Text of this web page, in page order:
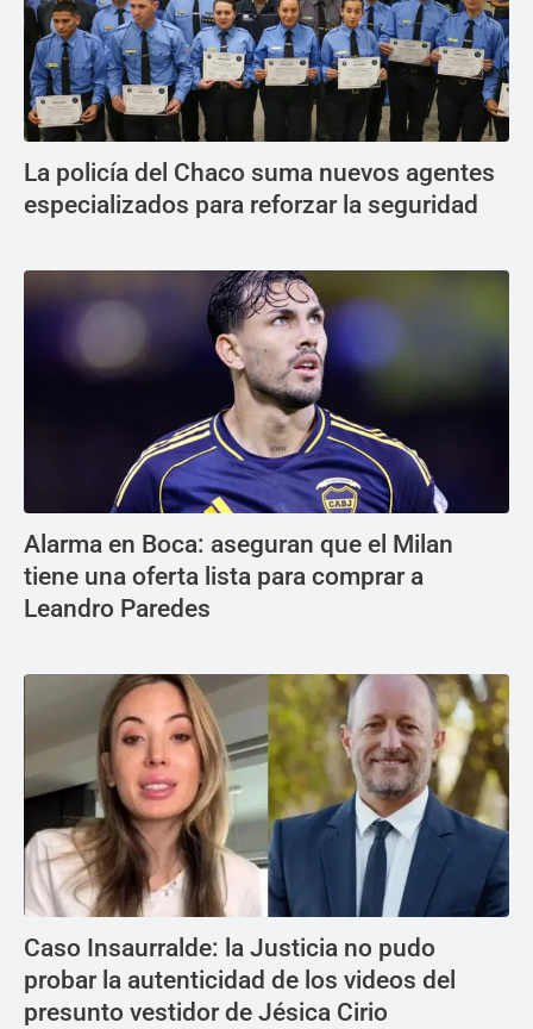
La policía del Chaco suma nuevos agentes
especializados para reforzar la seguridad
Alarma en Boca: aseguran que el Milan
tiene una oferta lista para comprar a
Leandro Paredes
Caso Insaurralde: la Justicia no pudo
probar la autenticidad de los videos del
presunto vestidor de Jésica Cirio